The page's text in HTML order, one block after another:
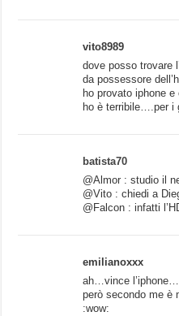
vito8989
dove posso trovare
da possessore
ho provato iphone
ho è terribile….per i
batista70
@Almor : studio il
@Vito : chiedi a
@Falcon : infatti
emilianoxxx
ah…vince l’iphone…
però secondo me è
:wow: